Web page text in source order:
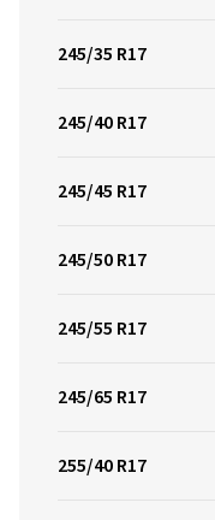
245/35 R17
245/40 R17
245/45 R17
245/50 R17
245/55 R17
245/65 R17
255/40 R17